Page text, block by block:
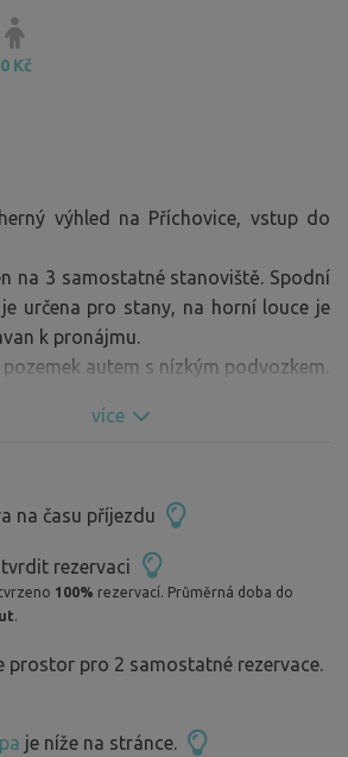
0 Kč
výhled na Příchovice, vstup do
na 3 samostatné stanoviště. Spodní
určena pro stany, na horní louce je
k pronájmu.
autem s nízkým podvozkem.
více
na času příjezdu
rezervaci
100% rezervací. Průměrná doba do
.
prostor pro 2 samostatné rezervace.
je níže na stránce.